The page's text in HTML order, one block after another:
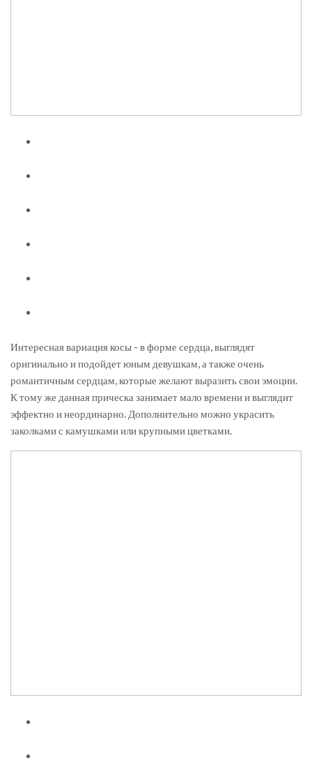
Интересная вариация косы - в форме сердца, выглядят
оригинально и подойдет юным девушкам, а также очень
романтичным сердцам, которые желают выразить свои эмоции.
К тому же данная прическа занимает мало времени и выглядит
эффектно и неординарно. Дополнительно можно украсить
заколками с камушками или крупными цветками.